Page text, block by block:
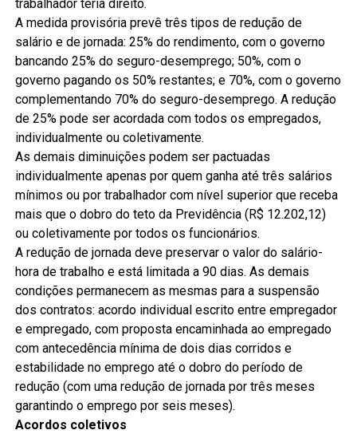
trabalhador teria direito.
A medida provisória prevê três tipos de redução de
salário e de jornada: 25% do rendimento, com o governo
bancando 25% do seguro-desemprego; 50%, com o
governo pagando os 50% restantes; e 70%, com o governo
complementando 70% do seguro-desemprego. A redução
de 25% pode ser acordada com todos os empregados,
individualmente ou coletivamente.
As demais diminuições podem ser pactuadas
individualmente apenas por quem ganha até três salários
mínimos ou por trabalhador com nível superior que receba
mais que o dobro do teto da Previdência (R$ 12.202,12)
ou coletivamente por todos os funcionários.
A redução de jornada deve preservar o valor do salário-
hora de trabalho e está limitada a 90 dias. As demais
condições permanecem as mesmas para a suspensão
dos contratos: acordo individual escrito entre empregador
e empregado, com proposta encaminhada ao empregado
com antecedência mínima de dois dias corridos e
estabilidade no emprego até o dobro do período de
redução (com uma redução de jornada por três meses
garantindo o emprego por seis meses).
Acordos coletivos